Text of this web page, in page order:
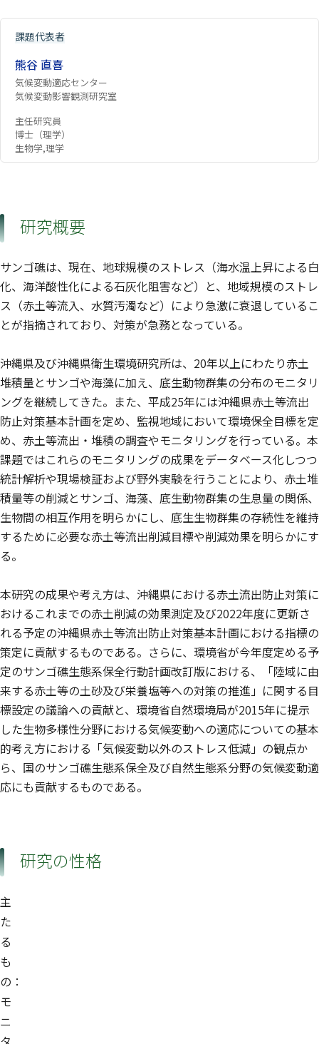
課題代表者
熊谷 直喜
気候変動適応センター
気候変動影響観測研究室
主任研究員
博士（理学）
生物学,理学
研究概要
サンゴ礁は、現在、地球規模のストレス（海水温上昇による白
化、海洋酸性化による石灰化阻害など）と、地域規模のストレ
ス（赤土等流入、水質汚濁など）により急激に衰退しているこ
とが指摘されており、対策が急務となっている。
沖縄県及び沖縄県衛生環境研究所は、20年以上にわたり赤土
堆積量とサンゴや海藻に加え、底生動物群集の分布のモニタリ
ングを継続してきた。また、平成25年には沖縄県赤土等流出
防止対策基本計画を定め、監視地域において環境保全目標を定
め、赤土等流出・堆積の調査やモニタリングを行っている。本
課題ではこれらのモニタリングの成果をデータベース化しつつ
統計解析や現場検証および野外実験を行うことにより、赤土堆
積量等の削減とサンゴ、海藻、底生動物群集の生息量の関係、
生物間の相互作用を明らかにし、底生生物群集の存続性を維持
するために必要な赤土等流出削減目標や削減効果を明らかにす
る。
本研究の成果や考え方は、沖縄県における赤土流出防止対策に
おけるこれまでの赤土削減の効果測定及び2022年度に更新さ
れる予定の沖縄県赤土等流出防止対策基本計画における指標の
策定に貢献するものである。さらに、環境省が今年度定める予
定のサンゴ礁生態系保全行動計画改訂版における、「陸域に由
来する赤土等の土砂及び栄養塩等への対策の推進」に関する目
標設定の議論への貢献と、環境省自然環境局が2015年に提示
した生物多様性分野における気候変動への適応についての基本
的考え方における「気候変動以外のストレス低減」の観点か
ら、国のサンゴ礁生態系保全及び自然生態系分野の気候変動適
応にも貢献するものである。
研究の性格
主
た
る
も
の：
モ
ニ